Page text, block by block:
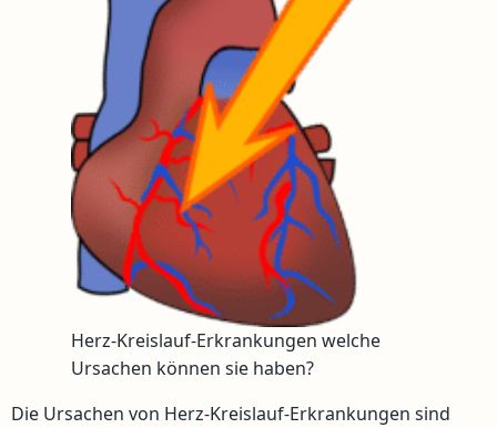
Herz-Kreislauf-Erkrankungen welche
Ursachen können sie haben?
Die Ursachen von Herz-Kreislauf-Erkrankungen sind